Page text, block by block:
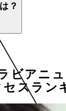
？
ビアニ
セスラン